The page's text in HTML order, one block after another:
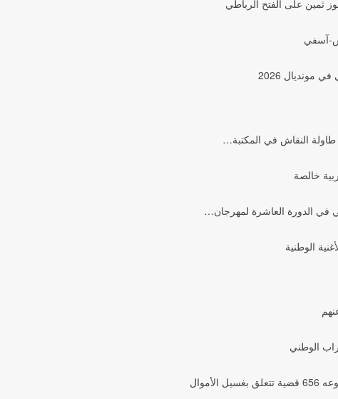
ثمين على الفتح الرباطي
آسفي
2026
النقاش في المكتبة…
خالصة
في الدورة العاشرة لمهرجان…
الوطنية
الوطني